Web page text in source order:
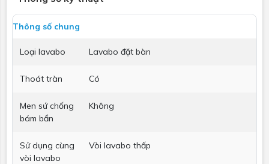
Thông số chung
Loại lavabo Lavabo đặt bàn
Thoát tràn Có
Men sứ chống
bám bẩn
Không
Sử dụng cùng
vòi lavabo
Vòi lavabo thấp